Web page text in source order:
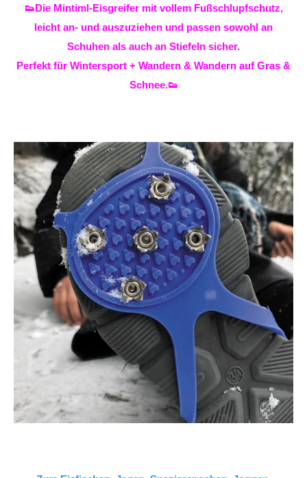
👟Die Mintiml-Eisgreifer mit vollem Fußschlupfschutz,
leicht an- und auszuziehen und passen sowohl an
Schuhen als auch an Stiefeln sicher.
Perfekt für Wintersport + Wandern & Wandern auf Gras &
Schnee.👟